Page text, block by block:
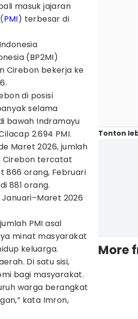
masuk jajaran
PMI) terbesar di
(BP2MI)
Cirebon bekerja ke
di posisi
selama
bawah Indramayu
2.694 PMI.
Maret 2026, jumlah
Cirebon tercatat
866 orang, Februari
881 orang.
2026
PMI asal
minat masyarakat
keluarga.
Di satu sisi,
bagi masyarakat.
warga berangkat
kata Imron,
Tonton
More